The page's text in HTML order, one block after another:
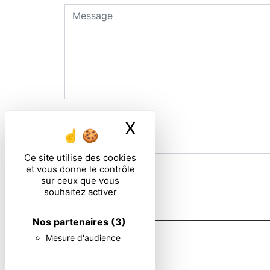
Ce site utilise des cookies
et vous donne le contrôle
sur ceux que vous
souhaitez activer
Nos partenaires (3)
Mesure d'audience
X Masquer le
Combien font zero plus quatre
En cochant cette case, j'accepte les
** Les données personnelles communiquées sont